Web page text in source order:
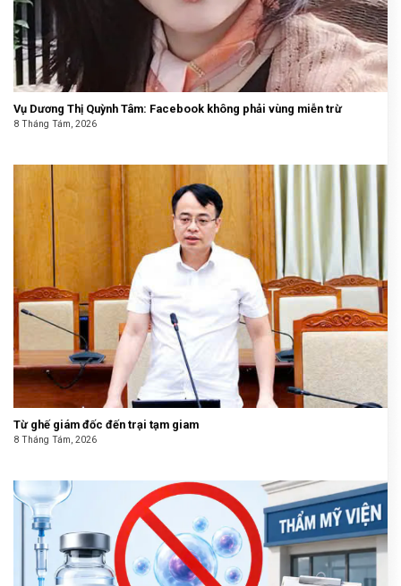
Vụ Dương Thị Quỳnh Tâm: Facebook không phải vùng miễn trừ
8 Tháng Tám, 2026
Từ ghế giám đốc đến trại tạm giam
8 Tháng Tám, 2026